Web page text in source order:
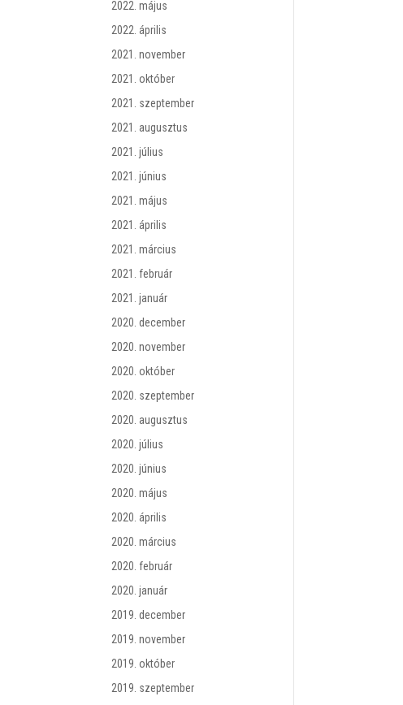
2022. május
2022. április
2021. november
2021. október
2021. szeptember
2021. augusztus
2021. július
2021. június
2021. május
2021. április
2021. március
2021. február
2021. január
2020. december
2020. november
2020. október
2020. szeptember
2020. augusztus
2020. július
2020. június
2020. május
2020. április
2020. március
2020. február
2020. január
2019. december
2019. november
2019. október
2019. szeptember